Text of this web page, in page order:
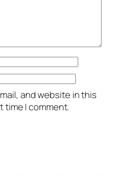
and website in this
time I comment.